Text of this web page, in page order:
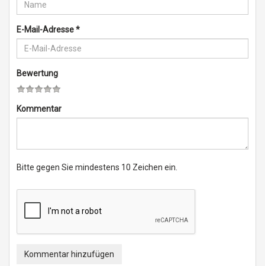
E-Mail-Adresse*
Bewertung
Kommentar
Bitte gegen Sie mindestens 10 Zeichen ein.
Kommentar hinzufügen